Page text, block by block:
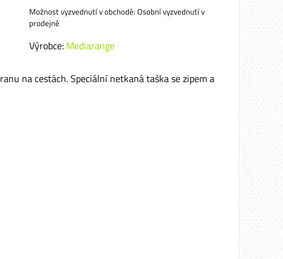
Osobní vyzvednutí v
prodejně
Výrobce: Mediarange
na cestách. Speciální netkaná taška se zipem a